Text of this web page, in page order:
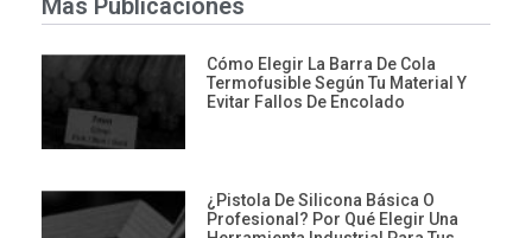
Más Publicaciones
Cómo Elegir La Barra De Cola
Termofusible Según Tu Material Y
Evitar Fallos De Encolado
¿Pistola De Silicona Básica O
Profesional? Por Qué Elegir Una